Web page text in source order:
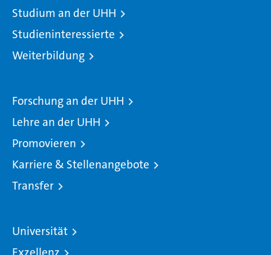
Studium an der UHH
Studieninteressierte
Weiterbildung
Forschung an der UHH
Lehre an der UHH
Promovieren
Karriere & Stellenangebote
Transfer
Universität